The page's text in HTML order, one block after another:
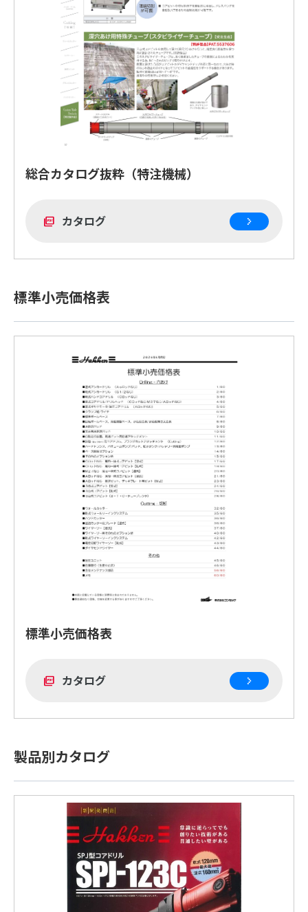
総合カタログ抜粋（特注機械）
picture_as_pdf カタログ
標準小売価格表
標準小売価格表
picture_as_pdf カタログ
製品別カタログ